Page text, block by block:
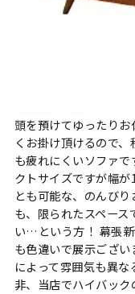
頭を預けてゆったり
くお掛け頂けるので
も疲れにくいソファ
クトサイズですが幅
とも可能な、のんび
も、限られたスペー
い…という方！ 幕張
も色違いで展示ござ
によって雰囲気も異
非、当店でハイバッ